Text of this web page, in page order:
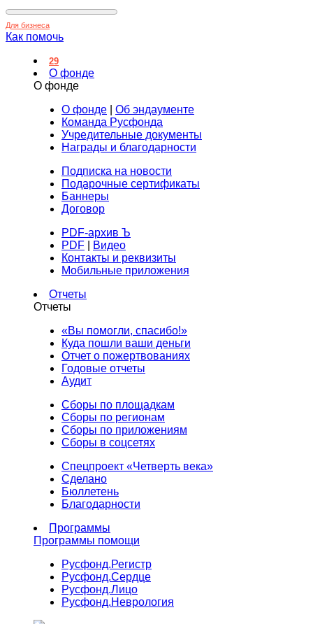
Для бизнеса
Как помочь
29
О фонде
О фонде
О фонде
Об эндаументе
Команда Русфонда
Учредительные документы
Награды и благодарности
Подписка на новости
Подарочные сертификаты
Баннеры
Договор
PDF-архив Ъ
PDF
Видео
Контакты и реквизиты
Мобильные приложения
Отчеты
Отчеты
«Вы помогли, спасибо!»
Куда пошли ваши деньги
Отчет о пожертвованиях
Годовые отчеты
Аудит
Сборы по площадкам
Сборы по регионам
Сборы по приложениям
Сборы в соцсетях
Спецпроект «Четверть века»
Сделано
Бюллетень
Благодарности
Программы
Программы помощи
Русфонд.Регистр
Русфонд.Сердце
Русфонд.Лицо
Русфонд.Неврология